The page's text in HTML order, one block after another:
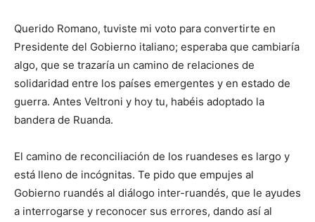
Querido Romano, tuviste mi voto para convertirte en
Presidente del Gobierno italiano; esperaba que cambiaría
algo, que se trazaría un camino de relaciones de
solidaridad entre los países emergentes y en estado de
guerra. Antes Veltroni y hoy tu, habéis adoptado la
bandera de Ruanda.
El camino de reconciliación de los ruandeses es largo y
está lleno de incógnitas. Te pido que empujes al
Gobierno ruandés al diálogo inter-ruandés, que le ayudes
a interrogarse y reconocer sus errores, dando así al